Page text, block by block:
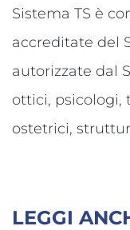
Sistema TS è
accreditate del
autorizzate dal
ottici, psicologi,
ostetrici,
LEGGI